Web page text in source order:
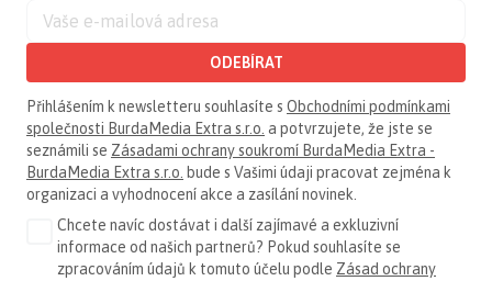
ODEBÍRAT
Přihlášením k newsletteru souhlasíte s Obchodními podmínkami
společnosti BurdaMedia Extra s.r.o. a potvrzujete, že jste se
seznámili se Zásadami ochrany soukromí BurdaMedia Extra -
BurdaMedia Extra s.r.o. bude s Vašimi údaji pracovat zejména k
organizaci a vyhodnocení akce a zasílání novinek.
Chcete navíc dostávat i další zajímavé a exkluzivní
informace od našich partnerů? Pokud souhlasíte se
zpracováním údajů k tomuto účelu podle Zásad ochrany